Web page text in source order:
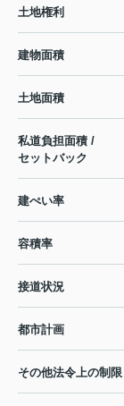
土地権利
建物面積
土地面積
私道負担面積 /
セットバック
建ぺい率
容積率
接道状況
都市計画
その他法令上の制限